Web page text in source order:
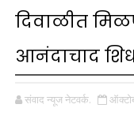
दिवाळीत
आनंदाचाद
संवाद न्यूज नेटवर्क.